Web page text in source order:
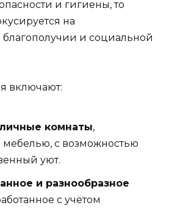
и гигиены, то
на
и социальной
включают:
комнаты,
мебелью, с возможностью
уют.
и разнообразное
с учётом